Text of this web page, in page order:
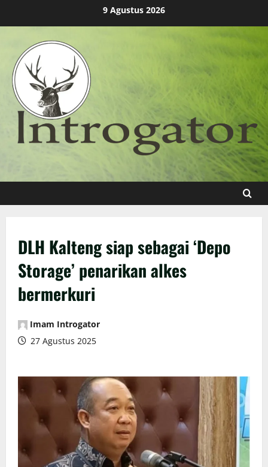
9 Agustus 2026
DLH Kalteng siap sebagai ‘Depo
Storage’ penarikan alkes
bermerkuri
Imam Introgator
27 Agustus 2025